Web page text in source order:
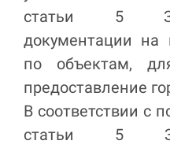
статьи 5
документации на
по объектам,
предоставление
В соответствии с
статьи 5